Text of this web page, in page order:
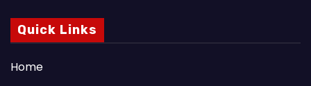
Quick Links
Home